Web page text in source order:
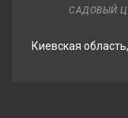
САДОВЫЙ
Киевская